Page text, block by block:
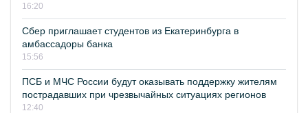
16:20
Сбер приглашает студентов из Екатеринбурга в
амбассадоры банка
15:56
ПСБ и МЧС России будут оказывать поддержку жителям
пострадавших при чрезвычайных ситуациях регионов
12:40